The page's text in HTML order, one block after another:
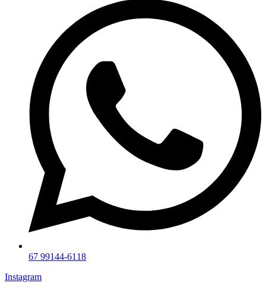
67 99144-6118
Instagram